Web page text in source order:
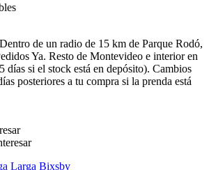
de un radio de 15 km de Parque Rodó,
Ya. Resto de Montevideo e interior en
días si el stock está en depósito). Cambios
posteriores a tu compra si la prenda está